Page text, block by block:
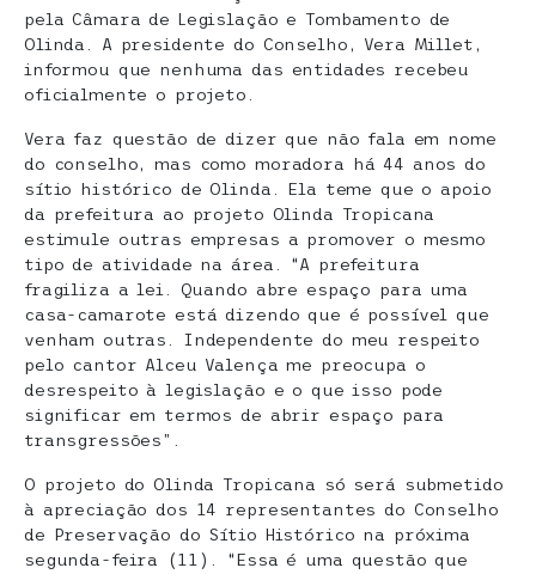
pela Câmara de Legislação e Tombamento de
Olinda. A presidente do Conselho, Vera Millet,
informou que nenhuma das entidades recebeu
oficialmente o projeto.
Vera faz questão de dizer que não fala em nome
do conselho, mas como moradora há 44 anos do
sítio histórico de Olinda. Ela teme que o apoio
da prefeitura ao projeto Olinda Tropicana
estimule outras empresas a promover o mesmo
tipo de atividade na área. “A prefeitura
fragiliza a lei. Quando abre espaço para uma
casa-camarote está dizendo que é possível que
venham outras. Independente do meu respeito
pelo cantor Alceu Valença me preocupa o
desrespeito à legislação e o que isso pode
significar em termos de abrir espaço para
transgressões”.
O projeto do Olinda Tropicana só será submetido
à apreciação dos 14 representantes do Conselho
de Preservação do Sítio Histórico na próxima
segunda-feira (11). “Essa é uma questão que